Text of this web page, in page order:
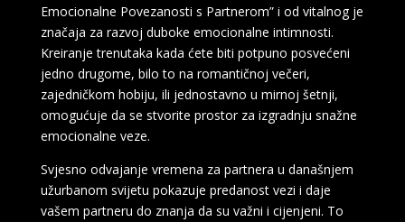
Emocionalne Povezanosti s Partnerom” i od vitalnog je
značaja za razvoj duboke emocionalne intimnosti.
Kreiranje trenutaka kada ćete biti potpuno posvećeni
jedno drugome, bilo to na romantičnoj večeri,
zajedničkom hobiju, ili jednostavno u mirnoj šetnji,
omogućuje da se stvorite prostor za izgradnju snažne
emocionalne veze.
Svjesno odvajanje vremena za partnera u današnjem
užurbanom svijetu pokazuje predanost vezi i daje
vašem partneru do znanja da su važni i cijenjeni. To